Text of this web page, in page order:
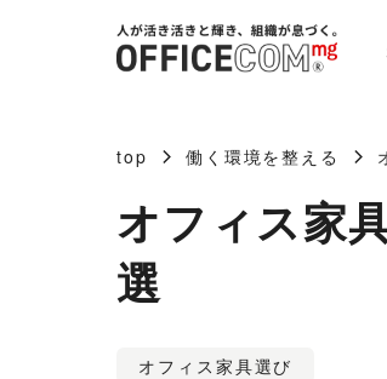
top 働く環境を整える
オフィス家
選
オフィス家具選び